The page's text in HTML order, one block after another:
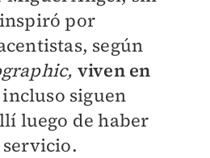
por
según
viven en
incluso siguen
luego de haber